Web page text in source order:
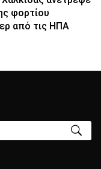
φορτίου
από τις ΗΠΑ